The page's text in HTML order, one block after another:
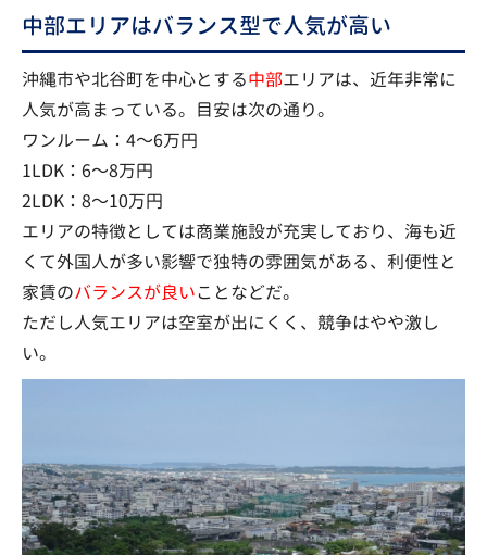
中部エリアはバランス型で人気が高い
沖縄市や北谷町を中心とする中部エリアは、近年非常に
人気が高まっている。目安は次の通り。
ワンルーム：4〜6万円
1LDK：6〜8万円
2LDK：8〜10万円
エリアの特徴としては商業施設が充実しており、海も近
くて外国人が多い影響で独特の雰囲気がある、利便性と
家賃のバランスが良いことなどだ。
ただし人気エリアは空室が出にくく、競争はやや激し
い。